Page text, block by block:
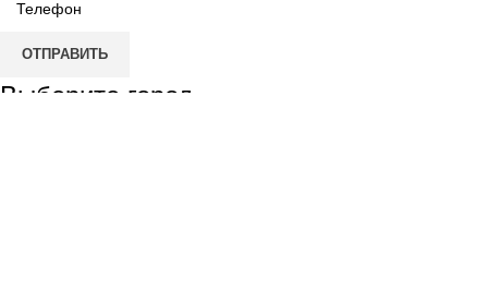
ОТПРАВИТЬ
Выберите город